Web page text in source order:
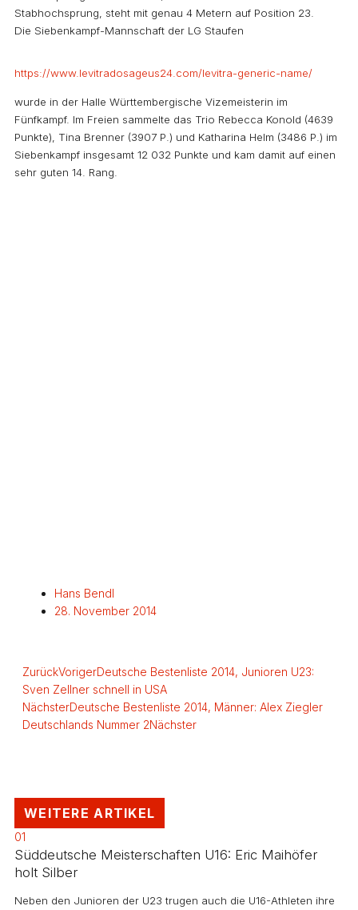
Stabhochsprung, steht mit genau 4 Metern auf Position 23.
Die Siebenkampf-Mannschaft der LG Staufen
https://www.levitradosageus24.com/levitra-generic-name/
wurde in der Halle Württembergische Vizemeisterin im
Fünfkampf. Im Freien sammelte das Trio Rebecca Konold (4639
Punkte), Tina Brenner (3907 P.) und Katharina Helm (3486 P.) im
Siebenkampf insgesamt 12 032 Punkte und kam damit auf einen
sehr guten 14. Rang.
Hans Bendl
28. November 2014
ZurückVorigerDeutsche Bestenliste 2014, Junioren U23:
Sven Zellner schnell in USA
NächsterDeutsche Bestenliste 2014, Männer: Alex Ziegler
Deutschlands Nummer 2Nächster
WEITERE ARTIKEL
01
Süddeutsche Meisterschaften U16: Eric Maihöfer
holt Silber
Neben den Junioren der U23 trugen auch die U16-Athleten ihre